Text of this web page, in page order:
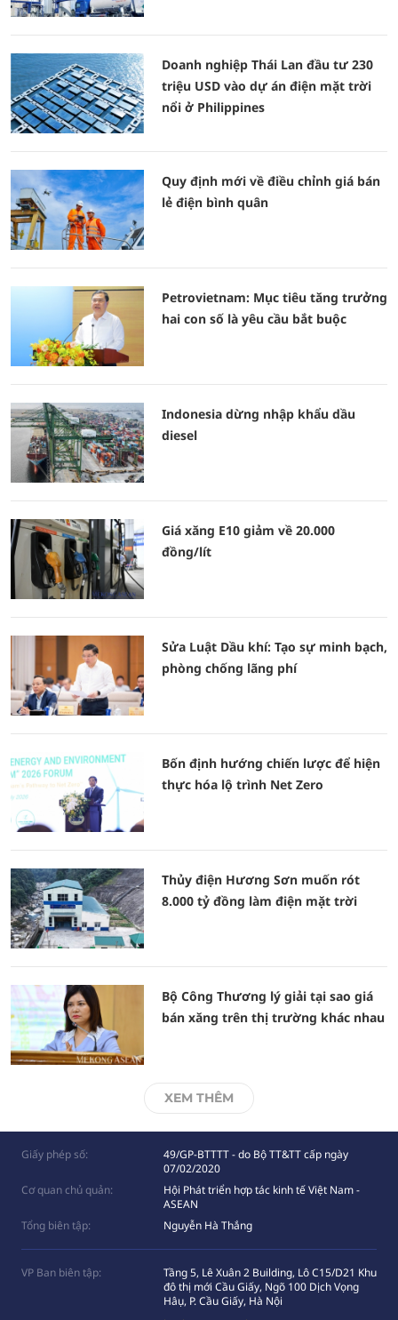
Doanh nghiệp Thái Lan đầu tư 230
triệu USD vào dự án điện mặt trời
nổi ở Philippines
Quy định mới về điều chỉnh giá bán
lẻ điện bình quân
Petrovietnam: Mục tiêu tăng trưởng
hai con số là yêu cầu bắt buộc
Indonesia dừng nhập khẩu dầu
diesel
Giá xăng E10 giảm về 20.000
đồng/lít
Sửa Luật Dầu khí: Tạo sự minh bạch,
phòng chống lãng phí
Bốn định hướng chiến lược để hiện
thực hóa lộ trình Net Zero
Thủy điện Hương Sơn muốn rót
8.000 tỷ đồng làm điện mặt trời
Bộ Công Thương lý giải tại sao giá
bán xăng trên thị trường khác nhau
XEM THÊM
Giấy phép số:
49/GP-BTTTT - do Bộ TT&TT cấp ngày
07/02/2020
Cơ quan chủ quản:
Hội Phát triển hợp tác kinh tế Việt Nam -
ASEAN
Tổng biên tập:
Nguyễn Hà Thắng
VP Ban biên tập:
Tầng 5, Lê Xuân 2 Building, Lô C15/D21 Khu
đô thị mới Cầu Giấy, Ngõ 100 Dịch Vọng
Hâụ, P. Cầu Giấy, Hà Nội